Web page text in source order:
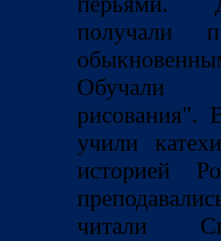
получали
Обучали
рисования".
учили
историей
читали